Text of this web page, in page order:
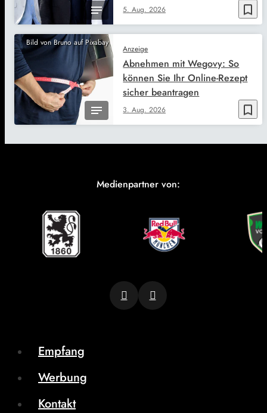
bookmark_border
5. Aug. 2026
Bild von Bruno auf Pixabay
bookmark_border
Anzeige
3. Aug. 2026
Abnehmen mit Wegovy: So
können Sie Ihr Online-Rezept
sicher beantragen
Medienpartner von:
Empfang
Werbung
Kontakt